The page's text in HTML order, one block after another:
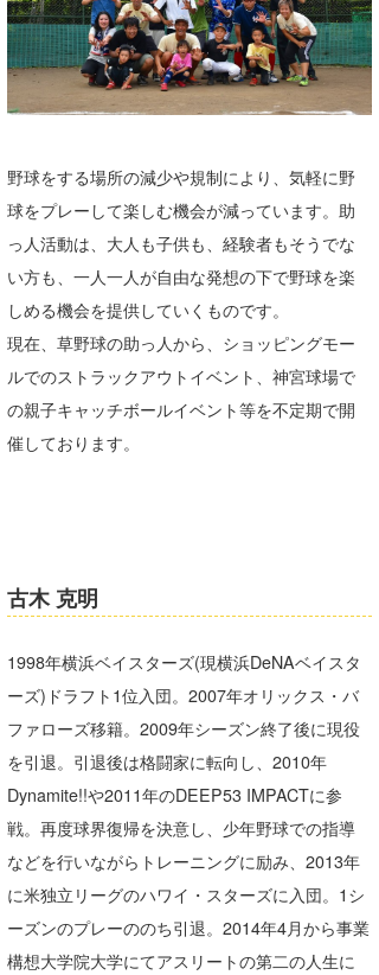
野球をする場所の減少や規制により、気軽に野
球をプレーして楽しむ機会が減っています。助
っ人活動は、大人も子供も、経験者もそうでな
い方も、一人一人が自由な発想の下で野球を楽
しめる機会を提供していくものです。
現在、草野球の助っ人から、ショッピングモー
ルでのストラックアウトイベント、神宮球場で
の親子キャッチボールイベント等を不定期で開
催しております。
古木 克明
1998年横浜ベイスターズ(現横浜DeNAベイスタ
ーズ)ドラフト1位入団。2007年オリックス・バ
ファローズ移籍。2009年シーズン終了後に現役
を引退。引退後は格闘家に転向し、2010年
Dynamite!!や2011年のDEEP53 IMPACTに参
戦。再度球界復帰を決意し、少年野球での指導
などを行いながらトレーニングに励み、2013年
に米独立リーグのハワイ・スターズに入団。1シ
ーズンのプレーののち引退。2014年4月から事業
構想大学院大学にてアスリートの第二の人生に